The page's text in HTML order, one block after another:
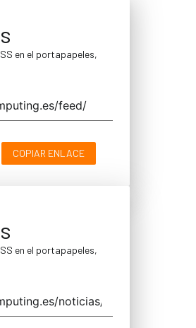
en el portapapeles,
COPIAR ENLACE
en el portapapeles,